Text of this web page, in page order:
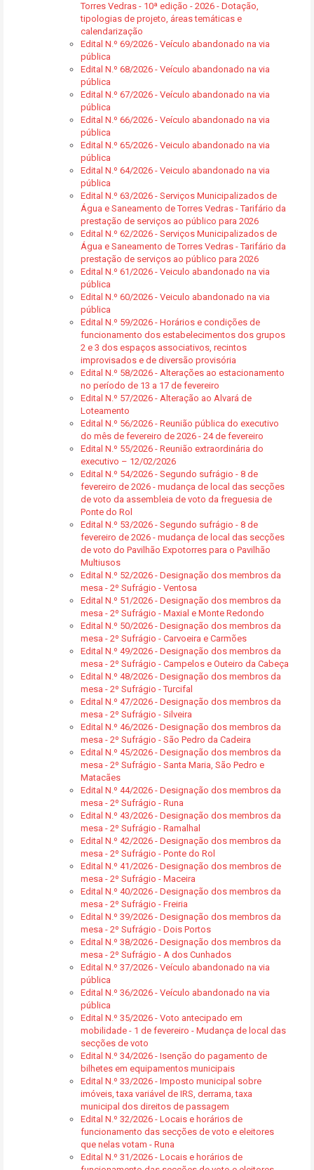
Torres Vedras - 10ª edição - 2026 - Dotação,
tipologias de projeto, áreas temáticas e
calendarização
Edital N.º 69/2026 - Veículo abandonado na via
pública
Edital N.º 68/2026 - Veículo abandonado na via
pública
Edital N.º 67/2026 - Veículo abandonado na via
pública
Edital N.º 66/2026 - Veículo abandonado na via
pública
Edital N.º 65/2026 - Veiculo abandonado na via
pública
Edital N.º 64/2026 - Veiculo abandonado na via
pública
Edital N.º 63/2026 - Serviços Municipalizados de
Água e Saneamento de Torres Vedras - Tarifário da
prestação de serviços ao público para 2026
Edital N.º 62/2026 - Serviços Municipalizados de
Água e Saneamento de Torres Vedras - Tarifário da
prestação de serviços ao público para 2026
Edital N.º 61/2026 - Veiculo abandonado na via
pública
Edital N.º 60/2026 - Veiculo abandonado na via
pública
Edital N.º 59/2026 - Horários e condições de
funcionamento dos estabelecimentos dos grupos
2 e 3 dos espaços associativos, recintos
improvisados e de diversão provisória
Edital N.º 58/2026 - Alterações ao estacionamento
no período de 13 a 17 de fevereiro
Edital N.º 57/2026 - Alteração ao Alvará de
Loteamento
Edital N.º 56/2026 - Reunião pública do executivo
do mês de fevereiro de 2026 - 24 de fevereiro
Edital N.º 55/2026 - Reunião extraordinária do
executivo – 12/02/2026
Edital N.º 54/2026 - Segundo sufrágio - 8 de
fevereiro de 2026 - mudança de local das secções
de voto da assembleia de voto da freguesia de
Ponte do Rol
Edital N.º 53/2026 - Segundo sufrágio - 8 de
fevereiro de 2026 - mudança de local das secções
de voto do Pavilhão Expotorres para o Pavilhão
Multiusos
Edital N.º 52/2026 - Designação dos membros da
mesa - 2º Sufrágio - Ventosa
Edital N.º 51/2026 - Designação dos membros da
mesa - 2º Sufrágio - Maxial e Monte Redondo
Edital N.º 50/2026 - Designação dos membros da
mesa - 2º Sufrágio - Carvoeira e Carmões
Edital N.º 49/2026 - Designação dos membros da
mesa - 2º Sufrágio - Campelos e Outeiro da Cabeça
Edital N.º 48/2026 - Designação dos membros da
mesa - 2º Sufrágio - Turcifal
Edital N.º 47/2026 - Designação dos membros da
mesa - 2º Sufrágio - Silveira
Edital N.º 46/2026 - Designação dos membros da
mesa - 2º Sufrágio - São Pedro da Cadeira
Edital N.º 45/2026 - Designação dos membros da
mesa - 2º Sufrágio - Santa Maria, São Pedro e
Matacães
Edital N.º 44/2026 - Designação dos membros da
mesa - 2º Sufrágio - Runa
Edital N.º 43/2026 - Designação dos membros da
mesa - 2º Sufrágio - Ramalhal
Edital N.º 42/2026 - Designação dos membros da
mesa - 2º Sufrágio - Ponte do Rol
Edital N.º 41/2026 - Designação dos membros de
mesa - 2º Sufrágio - Maceira
Edital N.º 40/2026 - Designação dos membros da
mesa - 2º Sufrágio - Freiria
Edital N.º 39/2026 - Designação dos membros da
mesa - 2º Sufrágio - Dois Portos
Edital N.º 38/2026 - Designação dos membros da
mesa - 2º Sufrágio - A dos Cunhados
Edital N.º 37/2026 - Veículo abandonado na via
pública
Edital N.º 36/2026 - Veículo abandonado na via
pública
Edital N.º 35/2026 - Voto antecipado em
mobilidade - 1 de fevereiro - Mudança de local das
secções de voto
Edital N.º 34/2026 - Isenção do pagamento de
bilhetes em equipamentos municipais
Edital N.º 33/2026 - Imposto municipal sobre
imóveis, taxa variável de IRS, derrama, taxa
municipal dos direitos de passagem
Edital N.º 32/2026 - Locais e horários de
funcionamento das secções de voto e eleitores
que nelas votam - Runa
Edital N.º 31/2026 - Locais e horários de